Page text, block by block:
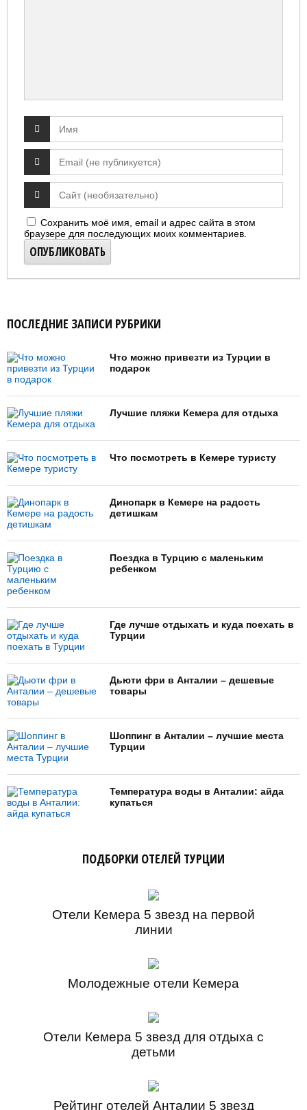
Сохранить моё имя, email и адрес сайта в этом
браузере для последующих моих комментариев.
ПОСЛЕДНИЕ ЗАПИСИ РУБРИКИ
Что можно привезти из Турции в
подарок
Лучшие пляжи Кемера для отдыха
Что посмотреть в Кемере туристу
Динопарк в Кемере на радость
детишкам
Поездка в Турцию с маленьким
ребенком
Где лучше отдыхать и куда поехать в
Турции
Дьюти фри в Анталии – дешевые
товары
Шоппинг в Анталии – лучшие места
Турции
Температура воды в Анталии: айда
купаться
ПОДБОРКИ ОТЕЛЕЙ ТУРЦИИ
Отели Кемера 5 звезд на первой
линии
Молодежные отели Кемера
Отели Кемера 5 звезд для отдыха с
детьми
Рейтинг отелей Анталии 5 звезд